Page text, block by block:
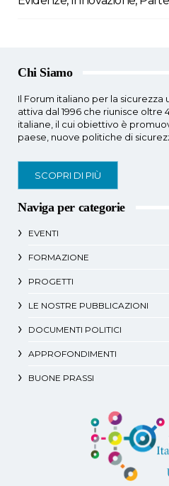
Chi Siamo
Il Forum italiano per la sicurezza
attiva dal 1996 che riunisce oltre
italiane, il cui obiettivo è
paese, nuove politiche di
SCOPRI DI PIÙ
Naviga per categorie
EVENTI
FORMAZIONE
PROGETTI
LE NOSTRE PUBBLICAZIONI
DOCUMENTI POLITICI
APPROFONDIMENTI
BUONE PRASSI